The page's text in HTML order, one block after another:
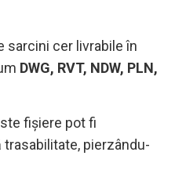
sarcini cer livrabile în
DWG, RVT, NDW, PLN,
fișiere pot fi
pierzându-